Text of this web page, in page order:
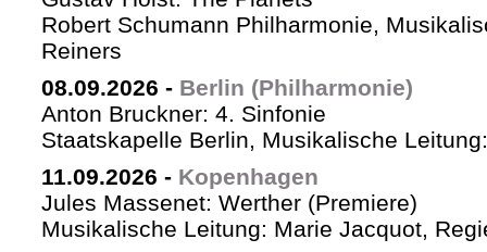
Robert Schumann Philharmonie,
Reiners
08.09.2026 - Berlin (Philharmonie)
Anton Bruckner: 4. Sinfonie
Staatskapelle Berlin, Musikalische
11.09.2026 - Kopenhagen
Jules Massenet: Werther (Premiere)
Musikalische Leitung: Marie Jacquot,